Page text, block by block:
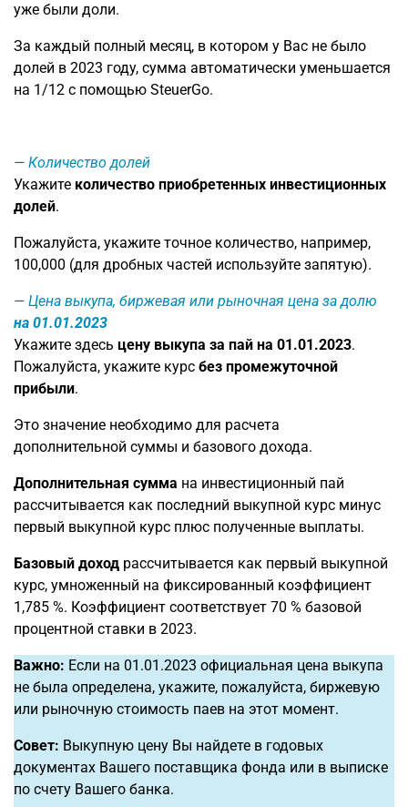
уже были доли.
За каждый полный месяц, в котором у Вас не было
долей в 2023 году, сумма автоматически уменьшается
на 1/12 с помощью SteuerGo.
Количество долей
Укажите количество приобретенных инвестиционных
долей.
Пожалуйста, укажите точное количество, например,
100,000 (для дробных частей используйте запятую).
Цена выкупа, биржевая или рыночная цена за долю
на 01.01.2023
Укажите здесь цену выкупа за пай на 01.01.2023.
Пожалуйста, укажите курс без промежуточной
прибыли.
Это значение необходимо для расчета
дополнительной суммы и базового дохода.
Дополнительная сумма на инвестиционный пай
рассчитывается как последний выкупной курс минус
первый выкупной курс плюс полученные выплаты.
Базовый доход рассчитывается как первый выкупной
курс, умноженный на фиксированный коэффициент
1,785 %. Коэффициент соответствует 70 % базовой
процентной ставки в 2023.
Важно: Если на 01.01.2023 официальная цена выкупа
не была определена, укажите, пожалуйста, биржевую
или рыночную стоимость паев на этот момент.
Совет: Выкупную цену Вы найдете в годовых
документах Вашего поставщика фонда или в выписке
по счету Вашего банка.